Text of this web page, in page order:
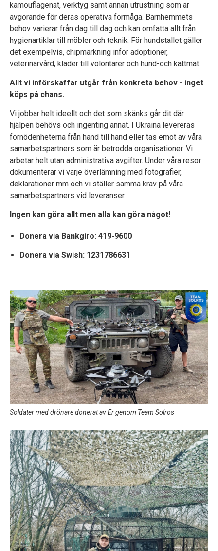
kamouflagenät, verktyg samt annan utrustning som är
avgörande för deras operativa förmåga. Barnhemmets
behov varierar från dag till dag och kan omfatta allt från
hygienartiklar till möbler och teknik. För hundstallet gäller
det exempelvis, chipmärkning inför adoptioner,
veterinärvård, kläder till volontärer och hund-och kattmat.
Allt vi införskaffar utgår från konkreta behov - inget
köps på chans.
Vi jobbar helt ideellt och det som skänks går dit där
hjälpen behövs och ingenting annat. I Ukraina levereras
förnödenheterna från hand till hand eller tas emot av våra
samarbetspartners som är betrodda organisationer. Vi
arbetar helt utan administrativa avgifter. Under våra resor
dokumenterar vi varje överlämning med fotografier,
deklarationer mm och vi ställer samma krav på våra
samarbetspartners vid leveranser.
Ingen kan göra allt men alla kan göra något!
Donera via Bankgiro: 419-9600
Donera via Swish: 1231786631
Soldater med drönare donerat av Er genom Team Solros